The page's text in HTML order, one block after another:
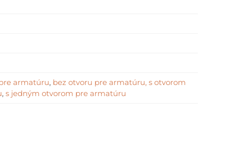
armatúru, bez otvoru pre armatúru, s otvorom
, s jedným otvorom pre armatúru